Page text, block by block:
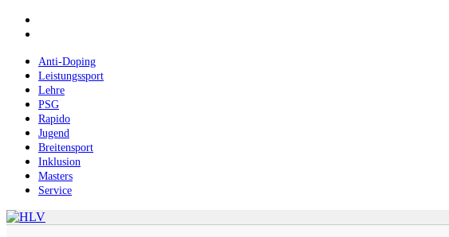
Skip
contentAnti-Doping
Leistungssport
Lehre
PSG
Rapido
Jugend
Breitensport
Inklusion
Masters
Service